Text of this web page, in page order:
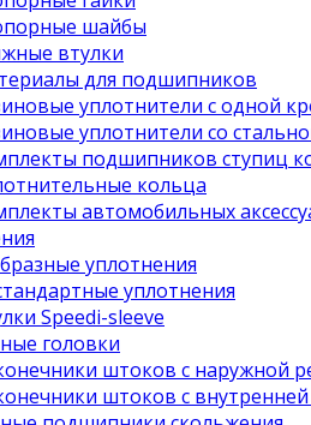
шайбы
втулки
для подшипников
уплотнители с одной
уплотнители со
подшипников ступиц
кольца
автомобильных
уплотнения
уплотнения
Speedi-sleeve
головки
штоков с наружной
штоков с